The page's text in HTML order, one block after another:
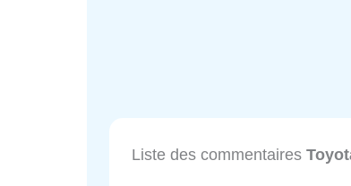
Liste des commentaires